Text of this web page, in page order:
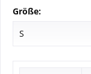
Größe: